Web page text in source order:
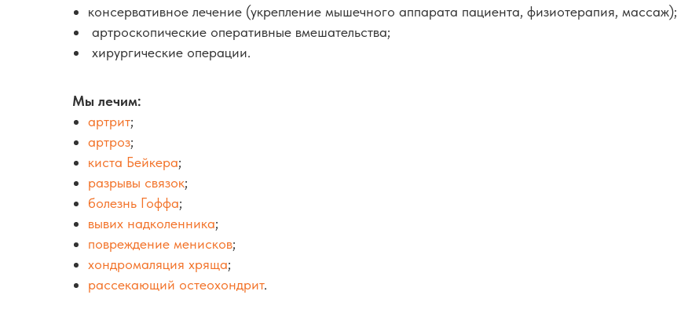
консервативное лечение (укрепление мышечного аппарата пациента, физиотерапия, массаж);
артроскопические оперативные вмешательства;
хирургические операции.
Мы лечим:
артрит;
артроз;
киста Бейкера;
разрывы связок;
болезнь Гоффа;
вывих надколенника;
повреждение менисков;
хондромаляция хряща;
рассекающий остеохондрит.